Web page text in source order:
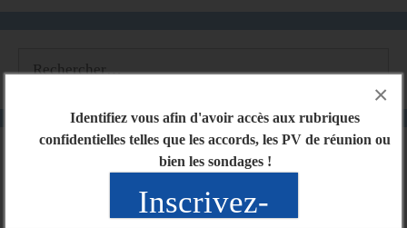
Identifiez vous afin d'avoir accès aux rubriques
confidentielles telles que les accords, les PV de réunion ou
bien les sondages !
Inscrivez-
×
Synthèse du CSE de mai